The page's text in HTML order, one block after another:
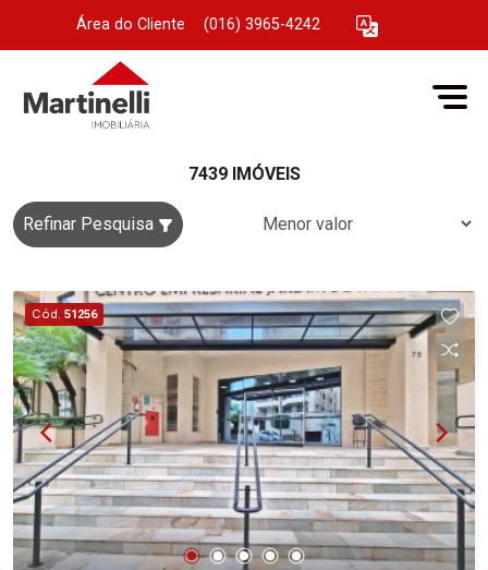
Área do Cliente (016) 3965-4242
7439 IMÓVEIS
Refinar Pesquisa
Cód. 51256